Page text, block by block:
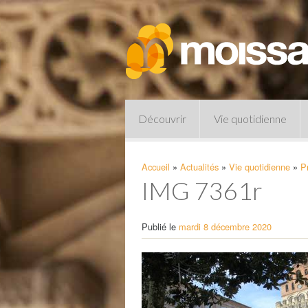
Découvrir Vie quotidienne
Pharmacies de garde
Accueil » Actualités » Vie quotidienne »
IMG 7361r
Publié le mardi 8 décembre 2020